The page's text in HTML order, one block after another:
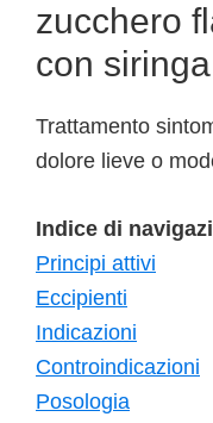
zucchero
con
Trattamento
dolore lieve o
Indice di
Principi attivi
Eccipienti
Indicazioni
Controindicazioni
Posologia